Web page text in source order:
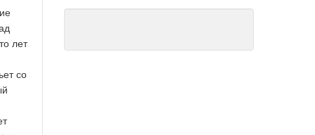
лет
со